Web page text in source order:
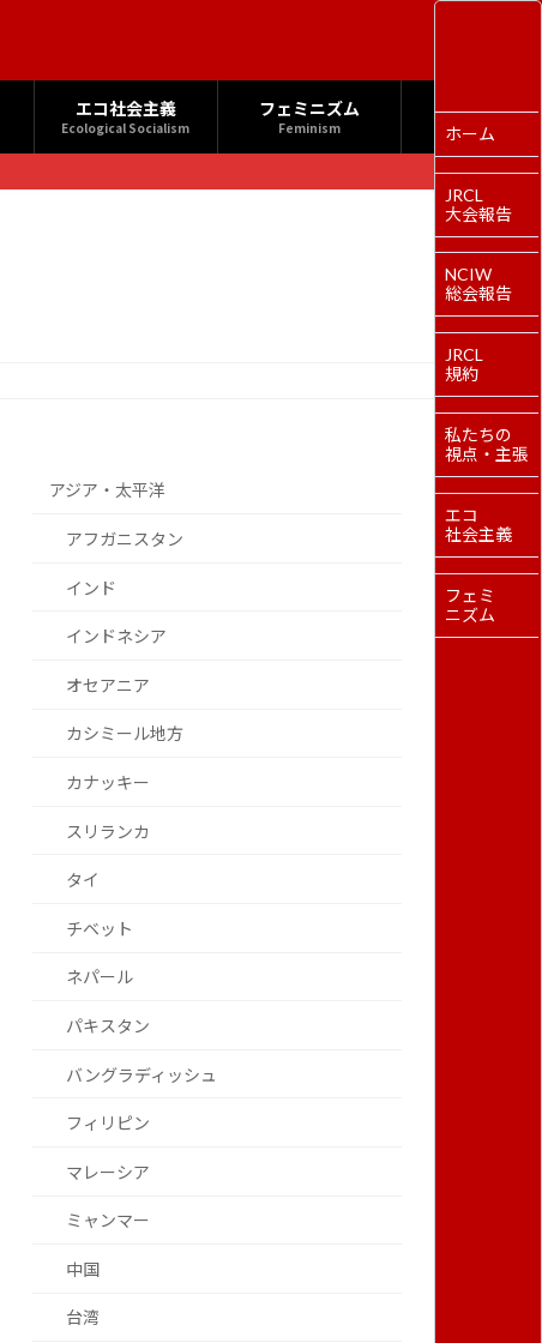
エコ社会主義
Ecological Socialism
フェミニズム
Feminism
アジア・太平洋
アフガニスタン
インド
インドネシア
オセアニア
カシミール地方
カナッキー
スリランカ
タイ
チベット
ネパール
パキスタン
バングラディッシュ
フィリピン
マレーシア
ミャンマー
中国
台湾
ホーム
JRCL
大会報告
NCIW
総会報告
JRCL
規約
私たちの
視点・主張
エコ
社会主義
フェミ
ニズム